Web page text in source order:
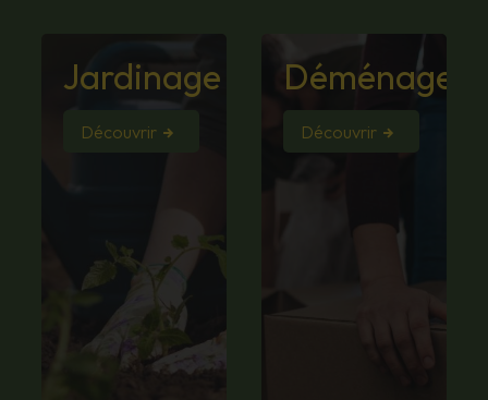
Jardinage
Découvrir Découvrir